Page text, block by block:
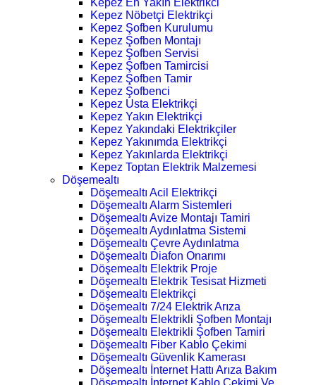
Kepez En Yakın Elektrikci
Kepez Nöbetçi Elektrikçi
Kepez Şofben Kurulumu
Kepez Şofben Montajı
Kepez Şofben Servisi
Kepez Şofben Tamircisi
Kepez Şofben Tamir
Kepez Şofbenci
Kepez Usta Elektrikçi
Kepez Yakın Elektrikçi
Kepez Yakındaki Elektrikçiler
Kepez Yakınımda Elektrikçi
Kepez Yakınlarda Elektrikçi
Kepez Toptan Elektrik Malzemesi
Döşemealtı
Döşemealtı Acil Elektrikçi
Döşemealtı Alarm Sistemleri
Döşemealtı Avize Montajı Tamiri
Döşemealtı Aydınlatma Sistemi
Döşemealtı Çevre Aydınlatma
Döşemealtı Diafon Onarımı
Döşemealtı Elektrik Proje
Döşemealtı Elektrik Tesisat Hizmeti
Döşemealtı Elektrikçi
Döşemealtı 7/24 Elektrik Arıza
Döşemealtı Elektrikli Şofben Montajı
Döşemealtı Elektrikli Şofben Tamiri
Döşemealtı Fiber Kablo Çekimi
Döşemealtı Güvenlik Kamerası
Döşemealtı İnternet Hattı Arıza Bakım
Döşemealtı İnternet Kablo Çekimi Ve